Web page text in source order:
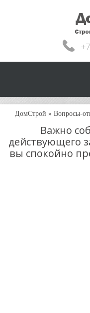
ДомСтрой » Вопросы-
Важно
действующего
вы спокойно